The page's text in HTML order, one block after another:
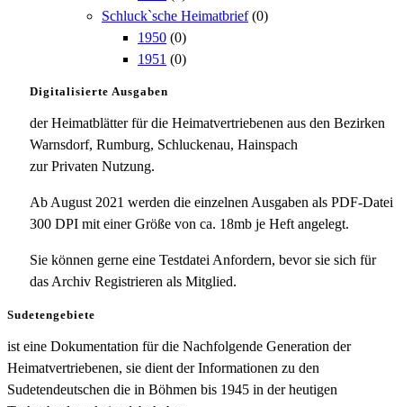
Schluck`sche Heimatbrief (0)
1950 (0)
1951 (0)
Digitalisierte Ausgaben
der Heimatblätter für die Heimatvertriebenen aus den Bezirken
Warnsdorf, Rumburg, Schluckenau, Hainspach
zur Privaten Nutzung.
Ab August 2021 werden die einzelnen Ausgaben als PDF-Datei
300 DPI mit einer Größe von ca. 18mb je Heft angelegt.
Sie können gerne eine Testdatei Anfordern, bevor sie sich für
das Archiv Registrieren als Mitglied.
Sudetengebiete
ist eine Dokumentation für die Nachfolgende Generation der
Heimatvertriebenen, sie dient der Informationen zu den
Sudetendeutschen die in Böhmen bis 1945 in der heutigen